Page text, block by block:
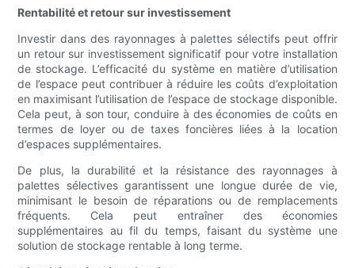
Rentabilité et retour sur investissement
Investir dans des rayonnages à palettes sélectifs peut offrir
un retour sur investissement significatif pour votre installation
de stockage. L’efficacité du système en matière d’utilisation
de l’espace peut contribuer à réduire les coûts d’exploitation
en maximisant l’utilisation de l’espace de stockage disponible.
Cela peut, à son tour, conduire à des économies de coûts en
termes de loyer ou de taxes foncières liées à la location
d’espaces supplémentaires.
De plus, la durabilité et la résistance des rayonnages à
palettes sélectives garantissent une longue durée de vie,
minimisant le besoin de réparations ou de remplacements
fréquents. Cela peut entraîner des économies
supplémentaires au fil du temps, faisant du système une
solution de stockage rentable à long terme.